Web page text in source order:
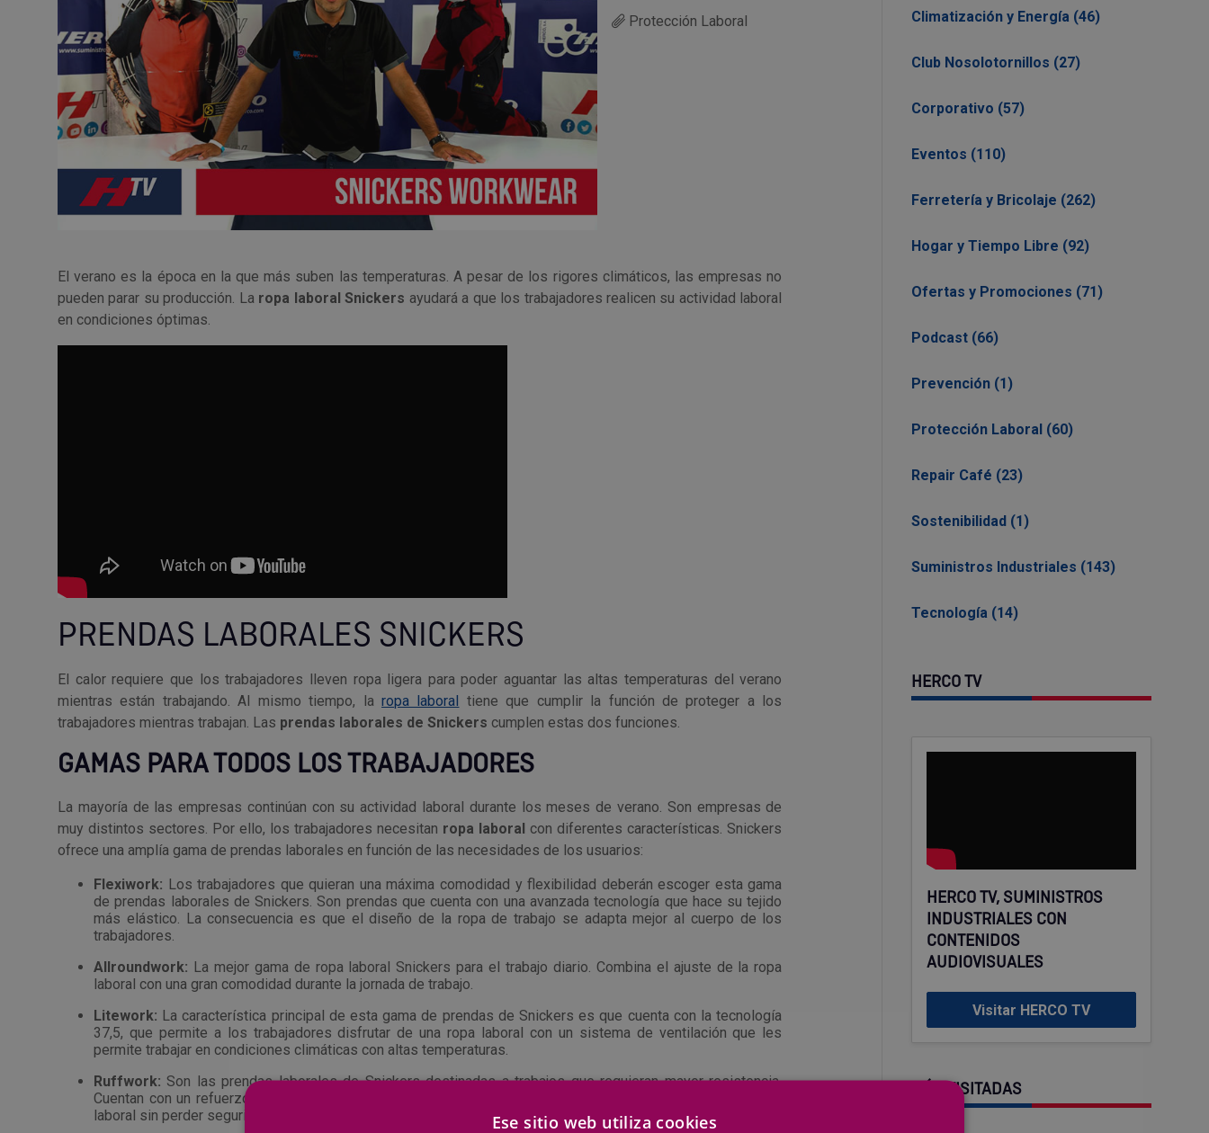
Protección Laboral
El verano es la época en la que más suben las temperaturas. A pesar de los rigores climáticos, las empresas no
pueden parar su producción. La ropa laboral Snickers ayudará a que los trabajadores realicen su actividad laboral
en condiciones óptimas.
PRENDAS LABORALES SNICKERS
El calor requiere que los trabajadores lleven ropa ligera para poder aguantar las altas temperaturas del verano
mientras están trabajando. Al mismo tiempo, laropa laboral tiene que cumplir la función de proteger a los
trabajadores mientras trabajan. Las prendas laborales de Snickers cumplen estas dos funciones.
GAMAS PARA TODOS LOS TRABAJADORES
La mayoría de las empresas continúan con su actividad laboral durante los meses de verano. Son empresas de
muy distintos sectores. Por ello, los trabajadores necesitan ropa laboral con diferentes características. Snickers
ofrece una amplía gama de prendas laborales en función de las necesidades de los usuarios:
Flexiwork: Los trabajadores que quieran una máxima comodidad y flexibilidad deberán escoger esta gama
de prendas laborales de Snickers. Son prendas que cuenta con una avanzada tecnología que hace su tejido
más elástico. La consecuencia es que el diseño de la ropa de trabajo se adapta mejor al cuerpo de los
trabajadores.
Allroundwork: La mejor gama de ropa laboral Snickers para el trabajo diario. Combina el ajuste de la ropa
laboral con una gran comodidad durante la jornada de trabajo.
Litework: La característica principal de esta gama de prendas de Snickers es que cuenta con la tecnología
37,5, que permite a los trabajadores disfrutar de una ropa laboral con un sistema de ventilación que les
permite trabajar en condiciones climáticas con altas temperaturas.
Ruffwork: Son las prendas laborales de Snickers destinadas a trabajos que requieran mayor resistencia.
Cuentan con un refuerzo extra que se combina con un ajuste formidable para hacer confortable la actividad
laboral sin perder seguridad en ambientes extremos.
Climatización y Energía (46)
Club Nosolotornillos (27)
Corporativo (57)
Eventos (110)
Ferretería y Bricolaje (262)
Hogar y Tiempo Libre (92)
Ofertas y Promociones (71)
Podcast (66)
Prevención (1)
Protección Laboral (60)
Repair Café (23)
Sostenibilidad (1)
Suministros Industriales (143)
Tecnología (14)
HERCO TV
HERCO TV, SUMINISTROS
INDUSTRIALES CON
CONTENIDOS
AUDIOVISUALES
Visitar HERCO TV
MÁS VISITADAS
Ese sitio web utiliza cookies